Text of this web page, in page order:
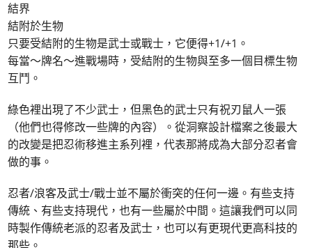
結界
結附於生物
只要受結附的生物是武士或戰士，它便得+1/+1。
每當～牌名～進戰場時，受結附的生物與至多一個目標生物
互鬥。
綠色裡出現了不少武士，但黑色的武士只有祝刃鼠人一張
（他們也得修改一些牌的內容）。從洞察設計檔案之後最大
的改變是把忍術移進主系列裡，代表那將成為大部分忍者會
做的事。
忍者/浪客及武士/戰士並不屬於衝突的任何一邊。有些支持
傳統、有些支持現代，也有一些屬於中間。這讓我們可以同
時製作傳統老派的忍者及武士，也可以有更現代更高科技的